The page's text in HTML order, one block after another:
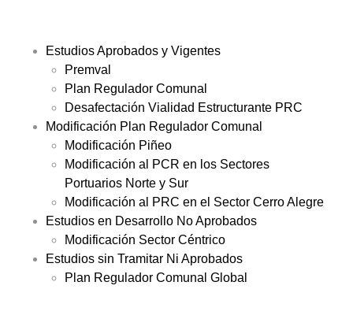
Estudios Aprobados y Vigentes
Premval
Plan Regulador Comunal
Desafectación Vialidad Estructurante PRC
Modificación Plan Regulador Comunal
Modificación Piñeo
Modificación al PCR en los Sectores
Portuarios Norte y Sur
Modificación al PRC en el Sector Cerro Alegre
Estudios en Desarrollo No Aprobados
Modificación Sector Céntrico
Estudios sin Tramitar Ni Aprobados
Plan Regulador Comunal Global